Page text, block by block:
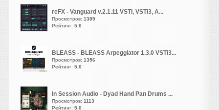
ONE OF THE MOST
POPULAR AND ENDURING
SAMPLE LIBRARIES EVER
MADE
Скоро...
Отмечая двадцатилетие
существования в качестве
и долговечных библиотек
сэмплов,
reFX - Vanguard v.2.1.11 VSTi, VSTi3, A...
Просмотров: 1389
Рейтинг: 5.0
BLEASS - BLEASS Arpeggiator 1.3.0 VSTi3...
Просмотров: 1356
Рейтинг: 5.0
In Session Audio - Dyad Hand Pan Drums ...
Просмотров: 1113
Рейтинг: 5.0